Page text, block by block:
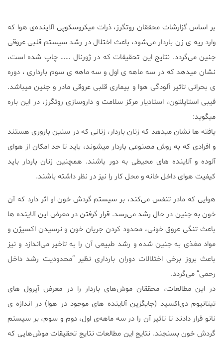
بر اساس گزارشات محققان روتگرز، ذرات میکروسکوپی آلاینده‌ی هوا که
وارد ریه ی زن باردار می‌شود، باعث اختلال در رشد سیستم قلبی عروقی
جنین می‌گردد. نتایج این تحقیقات که در ژورنال …… چاپ شده است،
نشان میدهد که در سه ماهه ی اول و سه ماهه ی سوم بارداری ، دوره
ی بحرانی تاثیر آلودگی هوا و بیماری قلبی عروقی مادر و جنین میباشد.
فیبی استاپلتون، استادیار مرکز سلامت و داروسازی روتگرز، در این باره
میگوید:
یافته ها نشان میدهد که زنان باردار، زنانی که در سنین باروری هستند
و افرادی که به روش مصنوعی باردار میشوند، باید تا حد امکان از هوای
آلوده و آلاینده های محیطی به دور باشند. همچنین زنان باردار باید
کیفیت هوای داخل خانه و محل کار را نیز در نظر داشته باشند.
هوایی که مادر تنفس می‌کند، بر سیستم گردش خون او اثر دارد که آن
خون به جنین در حال رشد می‌رسد. قرار گرفتن در معرض این آلاینده ها
باعث تنگی عروق خونی، محدود کردن جریان خون و نرسیدن اکسیژن و
مواد مغذی به جنین شده و رشد طبیعی آن را به تاخیر می‌اندازد و نیز
باعث بروز برخی اختلالات دوران بارداری نظیر “محدودیت رشد داخل
رحمی” می‌گردد.
در این مطالعات، محققان موش‌های باردار را در معرض آیرو‌ل های
تیتانیوم دی‌اکسید (جایگزین آلاینده های موجود در هوا) در اندازه ی
نانو قرار دادند تا تاثیر آن را در سه ماهه‌ی اول، دوم و سوم، بر سیستم
گردش خون بسنجند. نتایج این مطالعات نتایج تحقیقات موش‌هایی که